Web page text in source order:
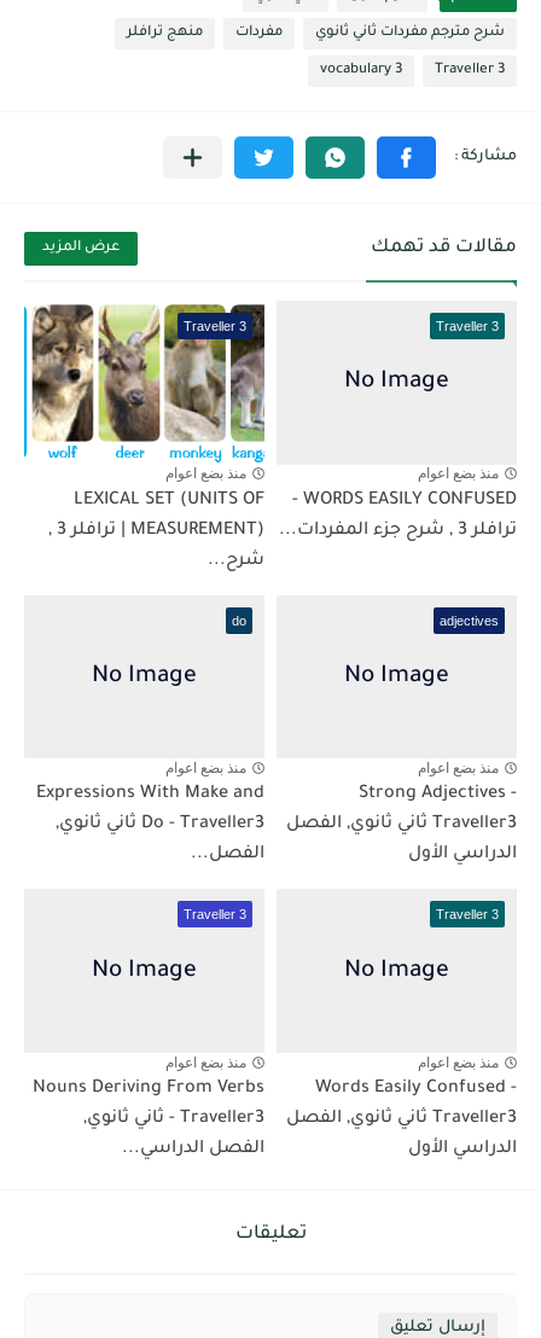
شرح مترجم مفردات ثاني ثانوي مفردات منهج ترافلر
Traveller 3
vocabulary 3
مقالات قد تهمك عرض المزيد
Traveller 3
منذ بضع اعوام
WORDS EASILY CONFUSED -
ترافلر 3 , شرح جزء المفردات...
Traveller 3
منذ بضع اعوام
LEXICAL SET (UNITS OF
MEASUREMENT) | ترافلر 3 ,
شرح...
adjectives
منذ بضع اعوام
Strong Adjectives -
Traveller3 ثاني ثانوي, الفصل
الدراسي الأول
do
منذ بضع اعوام
Expressions With Make and
Do - Traveller3 ثاني ثانوي,
الفصل...
Traveller 3
منذ بضع اعوام
Words Easily Confused -
Traveller3 ثاني ثانوي, الفصل
الدراسي الأول
Traveller 3
منذ بضع اعوام
Nouns Deriving From Verbs
- Traveller3 ثاني ثانوي,
الفصل الدراسي...
تعليقات
إرسال تعليق